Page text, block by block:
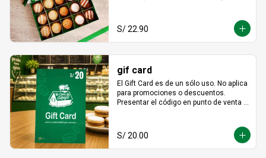
S/ 22.90
gif card
El Gift Card es de un sólo uso. No aplica
para promociones o descuentos.
Presentar el código en punto de venta o
efectivo. No es acumulable. No puede
ser reemplazado por dinero, ni usado
en otras promociones. No válido en
S/ 20.00